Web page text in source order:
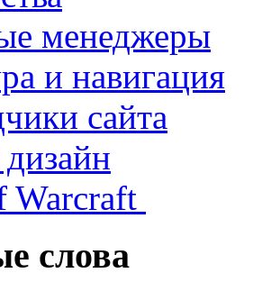
менеджеры
и навигация
сайта
Warcraft
слова